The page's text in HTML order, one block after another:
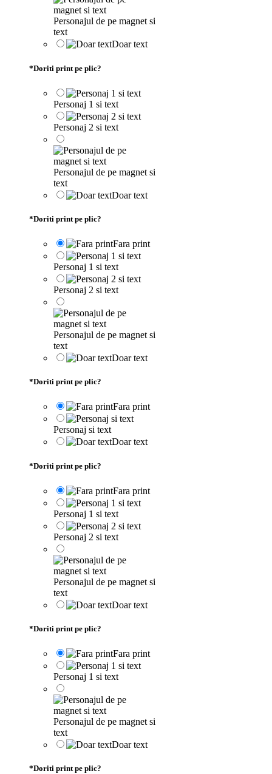
Personajul de pe magnet si
text
Doar text
*Doriti print pe plic?
Personaj 1 si text
Personaj 2 si text
Personajul de pe magnet si
text
Doar text
*Doriti print pe plic?
Fara print
Personaj 1 si text
Personaj 2 si text
Personajul de pe magnet si
text
Doar text
*Doriti print pe plic?
Fara print
Personaj si text
Doar text
*Doriti print pe plic?
Fara print
Personaj 1 si text
Personaj 2 si text
Personajul de pe magnet si
text
Doar text
*Doriti print pe plic?
Fara print
Personaj 1 si text
Personajul de pe magnet si
text
Doar text
*Doriti print pe plic?